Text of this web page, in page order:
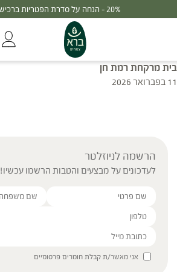
20% - הנחה על סדרת הפטריות ברכישת 2 מוצרים
בית מרקחת רמת חן
11 בפברואר 2026
הרשמה לניוזלטר
לעדכונים על מבצעים והטבות הרשמו עכשיו!
Please leave this field empty.
אני מאשר/ת קבלת חומרים פרסומיים